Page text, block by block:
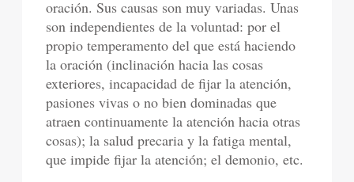
oración. Sus causas son muy variadas. Unas
son independientes de la voluntad: por el
propio temperamento del que está haciendo
la oración (inclinación hacia las cosas
exteriores, incapacidad de fijar la atención,
pasiones vivas o no bien dominadas que
atraen continuamente la atención hacia otras
cosas); la salud precaria y la fatiga mental,
que impide fijar la atención; el demonio, etc.